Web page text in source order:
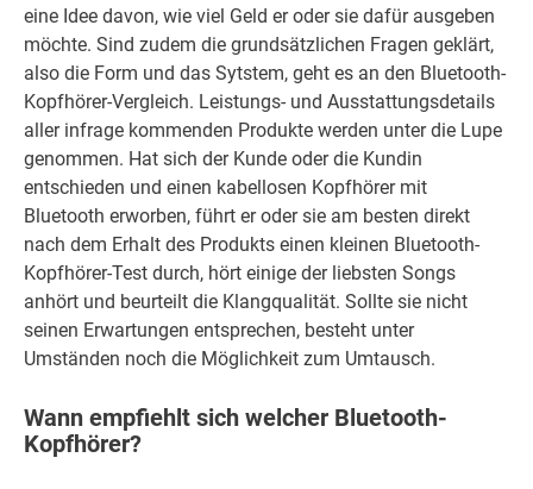
eine Idee davon, wie viel Geld er oder sie dafür ausgeben
möchte. Sind zudem die grundsätzlichen Fragen geklärt,
also die Form und das Sytstem, geht es an den Bluetooth-
Kopfhörer-Vergleich. Leistungs- und Ausstattungsdetails
aller infrage kommenden Produkte werden unter die Lupe
genommen. Hat sich der Kunde oder die Kundin
entschieden und einen kabellosen Kopfhörer mit
Bluetooth erworben, führt er oder sie am besten direkt
nach dem Erhalt des Produkts einen kleinen Bluetooth-
Kopfhörer-Test durch, hört einige der liebsten Songs
anhört und beurteilt die Klangqualität. Sollte sie nicht
seinen Erwartungen entsprechen, besteht unter
Umständen noch die Möglichkeit zum Umtausch.
Wann empfiehlt sich welcher Bluetooth‐
Kopfhörer?